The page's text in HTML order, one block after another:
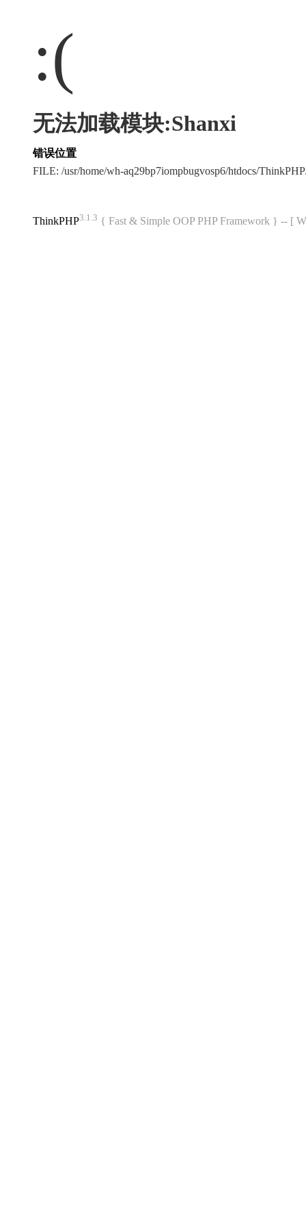
:(
无法加载模块:Shanxi
错误位置
FILE: /usr/home/wh-aq29bp7iompbugvosp6/htdocs/
ThinkPHP3.1.3 { Fast & Simple OOP PHP Framework } -- [